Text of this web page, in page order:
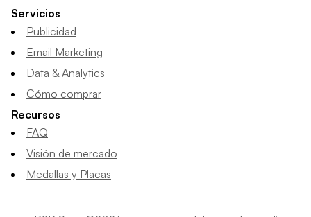
Servicios
Publicidad
Email Marketing
Data & Analytics
Cómo comprar
Recursos
FAQ
Visión de mercado
Medallas y Placas